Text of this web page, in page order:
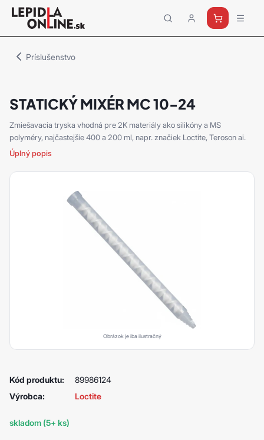
Priemyselné
lepidlá
Príslušenstvo
STATICKÝ MIXÉR MC 10-24
Zmiešavacia tryska vhodná pre 2K materiály ako silikóny a MS
polyméry, najčastejšie 400 a 200 ml, napr. značiek Loctite, Teroson ai.
Úplný popis
Obrázok je iba ilustračný
Kód produktu:
89986124
Výrobca:
Loctite
skladom (5+ ks)